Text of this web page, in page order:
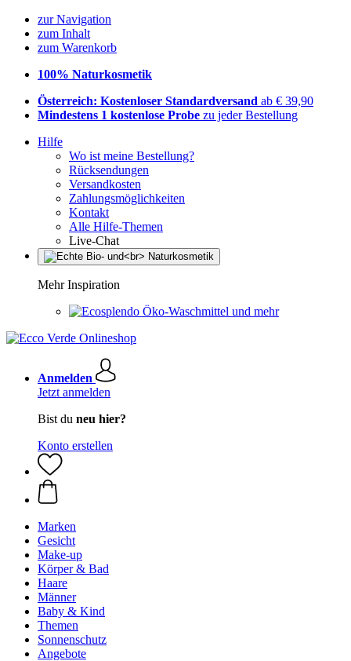
zur Navigation
zum Inhalt
zum Warenkorb
100% Naturkosmetik
Österreich: Kostenloser Standardversand ab € 39,90
Mindestens 1 kostenlose Probe zu jeder Bestellung
Hilfe
Wo ist meine Bestellung?
Rücksendungen
Versandkosten
Zahlungsmöglichkeiten
Kontakt
Alle Hilfe-Themen
Live-Chat
Mehr Inspiration
Öko-Waschmittel und mehr
Anmelden
Jetzt anmelden
Bist du neu hier?
Konto erstellen
Marken
Gesicht
Make-up
Körper & Bad
Haare
Männer
Baby & Kind
Themen
Sonnenschutz
Angebote